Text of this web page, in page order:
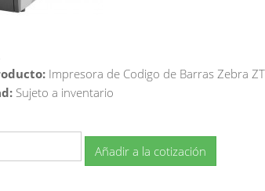
Impresora de Codigo de Barras Zebra
Sujeto a inventario
Añadir a la cotización